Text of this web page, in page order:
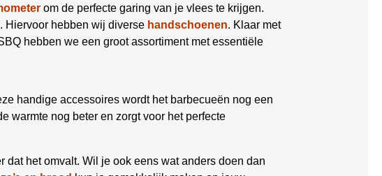
om de perfecte garing van je vlees te krijgen.
Hiervoor hebben wij diverse handschoenen. Klaar met
hebben we een groot assortiment met essentiële
handige accessoires wordt het barbecueën nog een
warmte nog beter en zorgt voor het perfecte
het omvalt. Wil je ook eens wat anders doen dan